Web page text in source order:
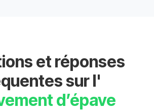
et réponses
sur l'
d’épave